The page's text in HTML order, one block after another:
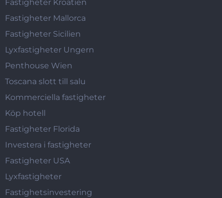
Fastigheter Kroatien
Fastigheter Mallorca
Fastigheter Sicilien
Lyxfastigheter Ungern
Penthouse Wien
Toscana slott till salu
Kommerciella fastigheter
Köp hotell
Fastigheter Florida
Investera i fastigheter
Fastigheter USA
Lyxfastigheter
Fastighetsinvestering